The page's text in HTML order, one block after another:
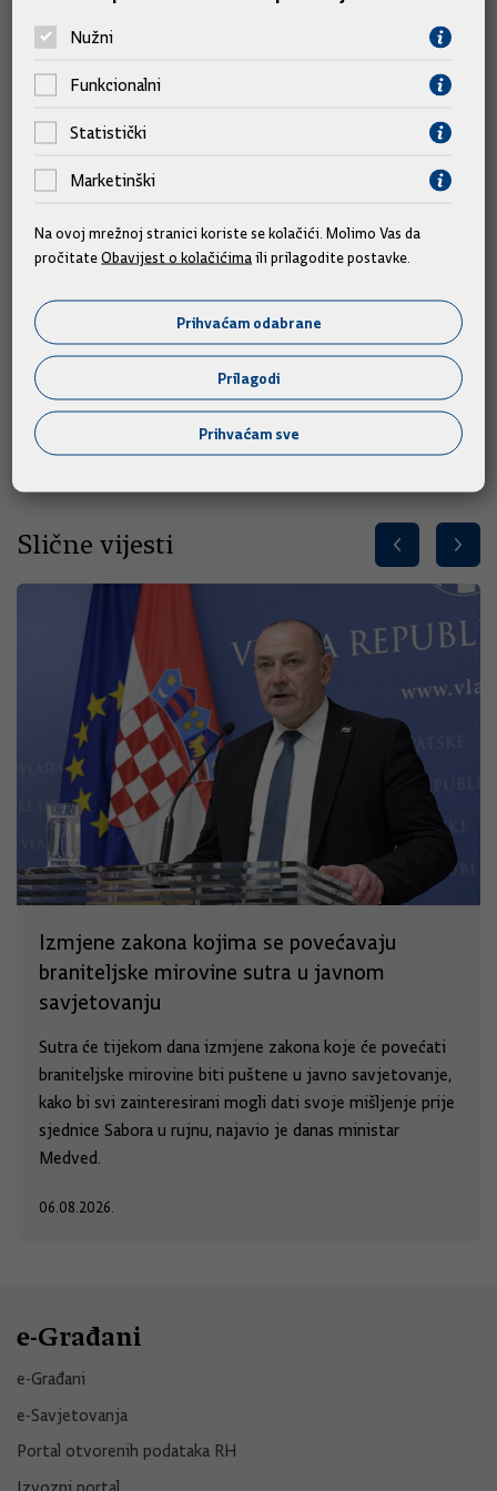
Najavila i da će se večeras održati prvi indijsko-hrvatski
poslovni forum.
Foto galerija
Slične vijesti
Izmjene zakona kojima se povećavaju
braniteljske mirovine sutra u javnom
savjetovanju
Sutra će tijekom dana izmjene zakona koje će povećati
braniteljske mirovine biti puštene u javno savjetovanje,
kako bi svi zainteresirani mogli dati svoje mišljenje prije
sjednice Sabora u rujnu, najavio je danas ministar
Medved.
06.08.2026.
e-Građani
e-Građani
e-Savjetovanja
Portal otvorenih podataka RH
Nužni
Funkcionalni
Statistički
Marketinški
Na ovoj mrežnoj stranici koriste se kolačići. Molimo Vas da
pročitateObavijest o kolačićima ili prilagodite postavke.
Prihvaćam odabrane
Prilagodi
Prihvaćam sve